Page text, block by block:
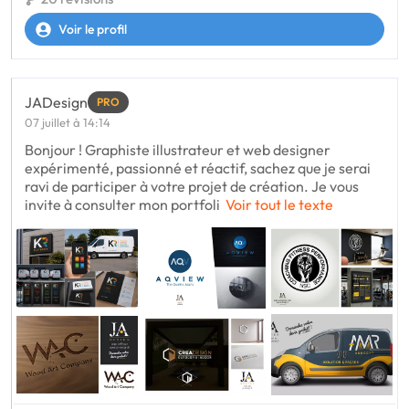
Voir le profil
JADesign PRO
07 juillet à 14:14
Bonjour ! Graphiste illustrateur et web designer
expérimenté, passionné et réactif, sachez que je serai
ravi de participer à votre projet de création. Je vous
invite à consulter mon portfoli Voir tout le texte